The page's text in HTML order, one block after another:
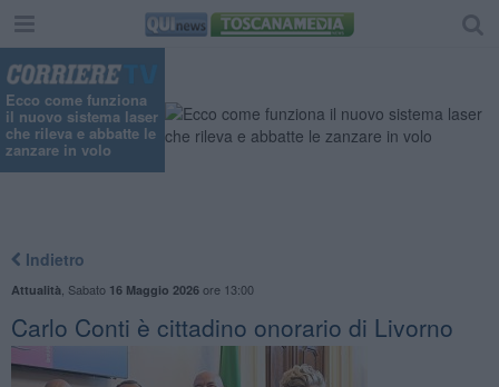
Ecco come funziona
il nuovo sistema laser
che rileva e abbatte le
zanzare in volo
Indietro
Attualità Sabato 16 Maggio 2026ore 13:00
Carlo Conti è cittadino onorario di Livorno